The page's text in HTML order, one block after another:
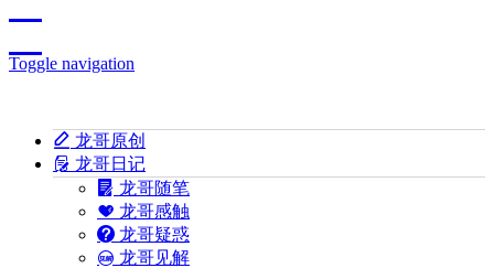
Toggle navigation
龙哥原创
龙哥日记
龙哥随笔
龙哥感触
龙哥疑惑
龙哥见解